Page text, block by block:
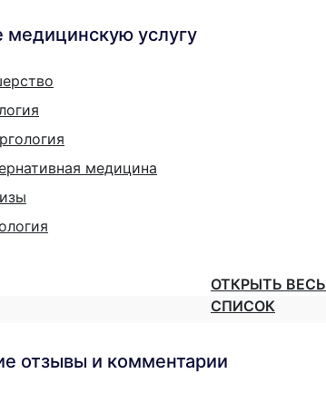
медицинскую услугу
медицина
ОТКРЫТЬ ВЕСЬ
СПИСОК
отзывы и комментарии